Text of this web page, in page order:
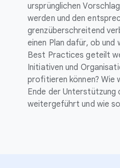
ursprünglichen
werden und den
grenzüberschreitend
einen Plan dafür, ob und
Best Practices geteilt
Initiativen und
profitieren können? Wie
Ende der Unterstützung
weitergeführt und wie